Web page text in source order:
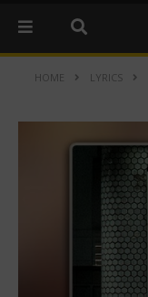
HOME LYRICS